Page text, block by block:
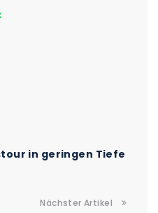
in geringen Tiefe
Nächster Artikel